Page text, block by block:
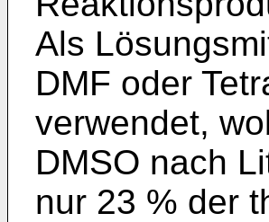
Als
DMF oder
verwendet,
DMSO nach
nur 23 % der